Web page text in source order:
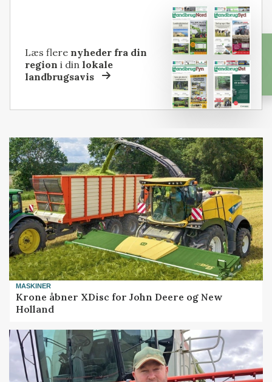
Læs flere nyheder fra din
region i dinlokale
landbrugsavis
MASKINER
Krone åbner XDisc for John Deere og New
Holland